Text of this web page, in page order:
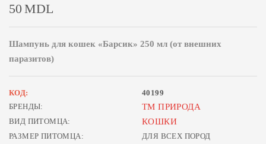
50 MDL
Шампунь для кошек «Барсик» 250 мл (от внешних
паразитов)
КОД:
40199
БРЕНДЫ:
ТМ ПРИРОДА
ВИД ПИТОМЦА: КОШКИ
РАЗМЕР ПИТОМЦА:
ДЛЯ ВСЕХ ПОРОД